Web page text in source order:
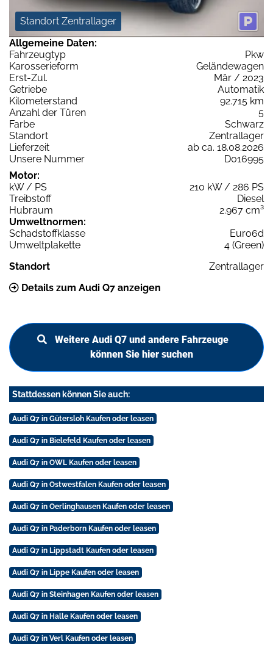
Standort Zentrallager
Allgemeine Daten:
Fahrzeugtyp
Pkw
Karosserieform
Geländewagen
Erst-Zul.
Mär / 2023
Getriebe
Automatik
Kilometerstand
92.715 km
Anzahl der Türen
5
Farbe
Schwarz
Standort
Zentrallager
Lieferzeit
ab ca. 18.08.2026
Unsere Nummer
D016995
Motor:
kW / PS
210 kW / 286 PS
Treibstoff
Diesel
Hubraum
2.967 cm³
Umweltnormen:
Schadstoffklasse
Euro6d
Umweltplakette
4 (Green)
Standort
Zentrallager
Details zum Audi Q7 anzeigen
Weitere Audi Q7 und andere Fahrzeuge
können Sie hier suchen
Stattdessen können Sie auch:
Audi Q7 in Gütersloh Kaufen oder leasen
Audi Q7 in Bielefeld Kaufen oder leasen
Audi Q7 in OWL Kaufen oder leasen
Audi Q7 in Ostwestfalen Kaufen oder leasen
Audi Q7 in Oerlinghausen Kaufen oder leasen
Audi Q7 in Paderborn Kaufen oder leasen
Audi Q7 in Lippstadt Kaufen oder leasen
Audi Q7 in Lippe Kaufen oder leasen
Audi Q7 in Steinhagen Kaufen oder leasen
Audi Q7 in Halle Kaufen oder leasen
Audi Q7 in Verl Kaufen oder leasen